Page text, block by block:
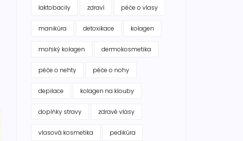
laktobacily zdraví péče o vlasy
manikúra detoxikace kolagen
mořský kolagen dermokosmetika
péče o nehty péče o nohy
depilace kolagen na klouby
doplňky stravy zdravé vlasy
vlasová kosmetika pedikúra